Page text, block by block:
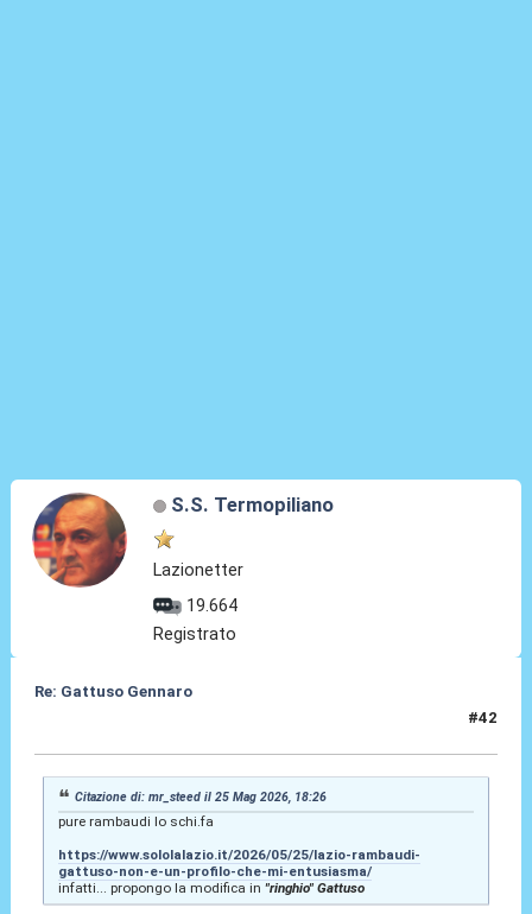
S.S. Termopiliano
Lazionetter
19.664
Registrato
Re: Gattuso Gennaro
#42
Citazione di: mr_steed il 25 Mag 2026, 18:26
pure rambaudi lo schi.fa
https://www.sololalazio.it/2026/05/25/lazio-rambaudi-
gattuso-non-e-un-profilo-che-mi-entusiasma/
infatti... propongo la modifica in "ringhio" Gattuso